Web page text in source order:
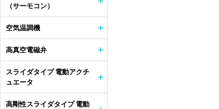
（サーモコン）
空気温調機
高真空電磁弁
スライダタイプ 電動アクチ
ュエータ
高剛性スライダタイプ 電動